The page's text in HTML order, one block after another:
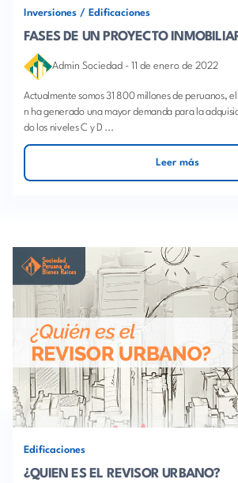
Inversiones / Edificaciones
FASES DE UN PROYECTO
Admin Sociedad - 11 de enero de 2022
Actualmente somos 31 800 millones de peruanos,
n ha generado una mayor demanda para la
do los niveles C y D ...
Leer más
Edificaciones
¿QUIEN ES EL REVISOR URBANO?